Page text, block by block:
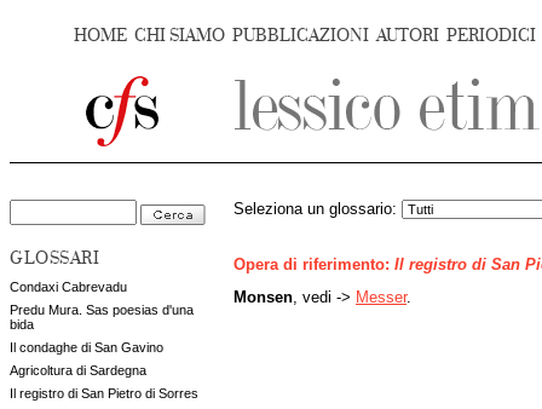
HOME CHI SIAMO PUBBLICAZIONI AUTORI PERIODICI
GLOSSARI
Condaxi Cabrevadu
Predu Mura. Sas poesias d'una
bida
Il condaghe di San Gavino
Agricoltura di Sardegna
Il registro di San Pietro di Sorres
Seleziona un glossario:
Opera di riferimento: Il registro di San
Monsen , vedi -> Messer.